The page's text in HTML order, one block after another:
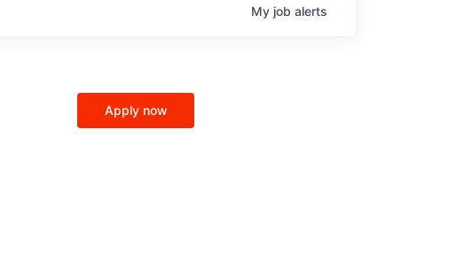
My job alerts
Apply now